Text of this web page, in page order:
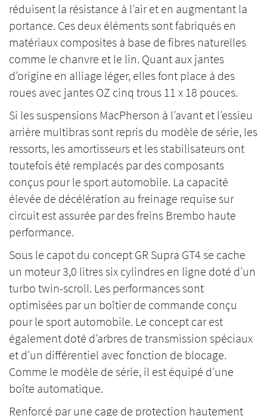
réduisent la résistance à l’air et en augmentant la
portance. Ces deux éléments sont fabriqués en
matériaux composites à base de fibres naturelles
comme le chanvre et le lin. Quant aux jantes
d’origine en alliage léger, elles font place à des
roues avec jantes OZ cinq trous 11 x 18 pouces.
Si les suspensions MacPherson à l’avant et l’essieu
arrière multibras sont repris du modèle de série, les
ressorts, les amortisseurs et les stabilisateurs ont
toutefois été remplacés par des composants
conçus pour le sport automobile. La capacité
élevée de décélération au freinage requise sur
circuit est assurée par des freins Brembo haute
performance.
Sous le capot du concept GR Supra GT4 se cache
un moteur 3,0 litres six cylindres en ligne doté d’un
turbo twin-scroll. Les performances sont
optimisées par un boîtier de commande conçu
pour le sport automobile. Le concept car est
également doté d’arbres de transmission spéciaux
et d’un différentiel avec fonction de blocage.
Comme le modèle de série, il est équipé d’une
boîte automatique.
Renforcé par une cage de protection hautement